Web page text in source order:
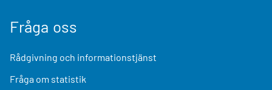
Fråga oss
Rådgivning och informationstjänst
Fråga om statistik